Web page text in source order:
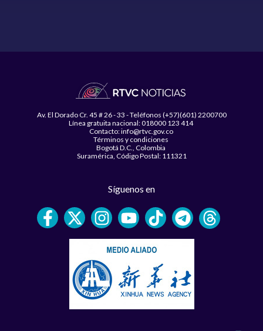
Av. El Dorado Cr. 45 # 26 - 33 - Teléfonos (+57)(601) 2200700
Línea gratuita nacional: 018000 123 414
Contacto: info@rtvc.gov.co
Términos y condiciones
Bogotá D.C., Colombia
Suramérica, Código Postal: 111321
Síguenos en